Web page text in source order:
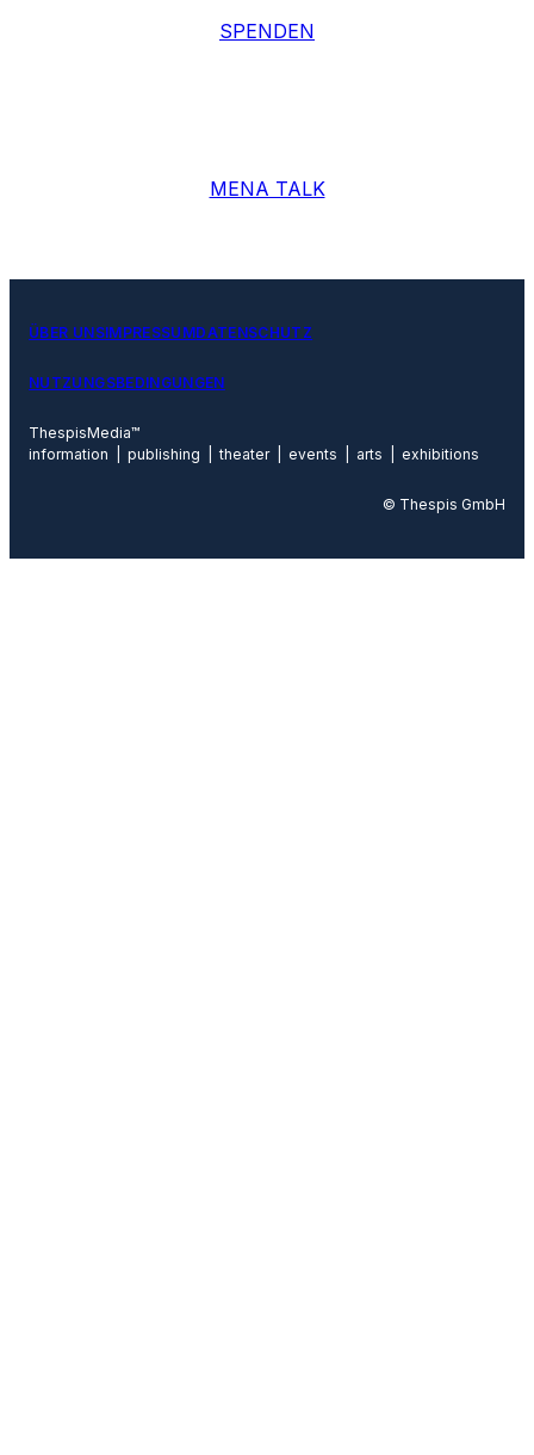
SPENDEN
MENA TALK
ÜBER UNSIMPRESSUMDATENSCHUTZ
NUTZUNGSBEDINGUNGEN
ThespisMedia™
information | publishing | theater | events | arts | exhibitions
© Thespis GmbH